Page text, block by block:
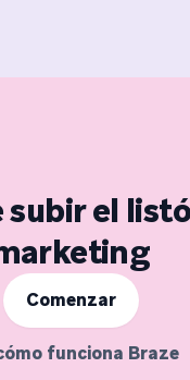
subir el
Comenzar
funciona Braze